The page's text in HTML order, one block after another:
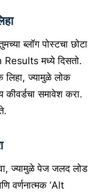
ब्लॉग पोस्टचा छोटा
मध्ये दिसतो.
ज्यामुळे लोक
समावेश करा.
ज्यामुळे पेज जलद लोड
वर्णनात्मक ‘Alt